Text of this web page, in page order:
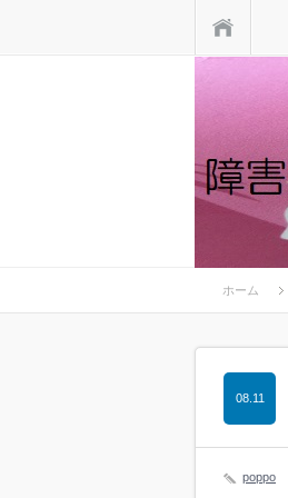
ホーム
08.11
poppo